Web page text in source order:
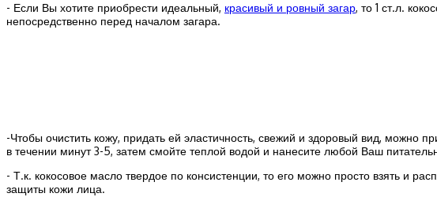
- Если Вы хотите приобрести идеальный, красивый и ровный загар, то 1 ст.л.
непосредственно перед началом загара.
-Чтобы очистить кожу, придать ей эластичность, свежий и здоровый вид, можно
в течении минут 3-5, затем смойте теплой водой и нанесите любой Ваш
- Т.к. кокосовое масло твердое по консистенции, то его можно просто взять и
защиты кожи лица.